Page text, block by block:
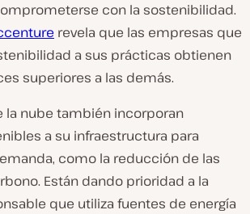
con la sostenibilidad.
revela que las empresas que
a sus prácticas obtienen
superiores a las demás.
la nube también incorporan
a su infraestructura para
como la reducción de las
Están dando prioridad a la
que utiliza fuentes de energía